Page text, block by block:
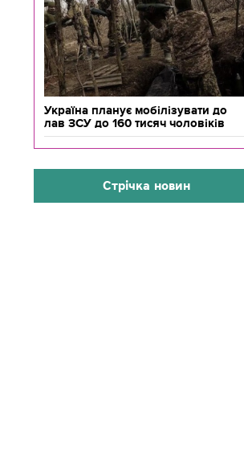
Україна планує мобілізувати до
лав ЗСУ до 160 тисяч чоловіків
Стрічка новин